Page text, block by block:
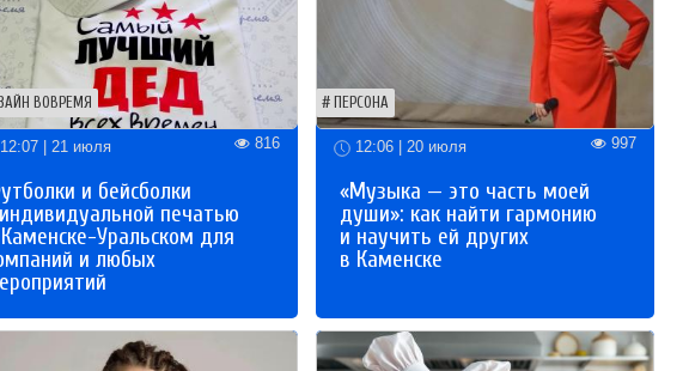
ВОВРЕМЯ
| 21 июля 816
и бейсболки
печатью
Уральском для
и любых
ПЕРСОНА
12:06 | 20 июля 997
«Музыка — это часть моей
души»: как найти гармонию
и научить ей других
в Каменске